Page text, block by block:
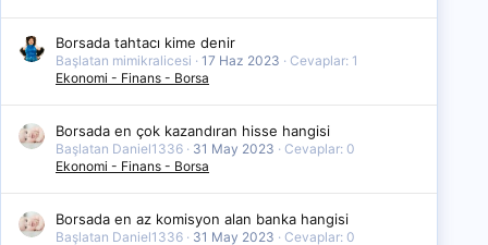
Borsada tahtacı kime denir
Başlatan mimikralicesi 17 Haz 2023
Cevaplar: 1
Ekonomi - Finans - Borsa
Borsada en çok kazandıran hisse hangisi
Başlatan Daniel1336 31 May 2023
Cevaplar: 0
Ekonomi - Finans - Borsa
Borsada en az komisyon alan banka hangisi
Başlatan Daniel1336 31 May 2023
Cevaplar: 0